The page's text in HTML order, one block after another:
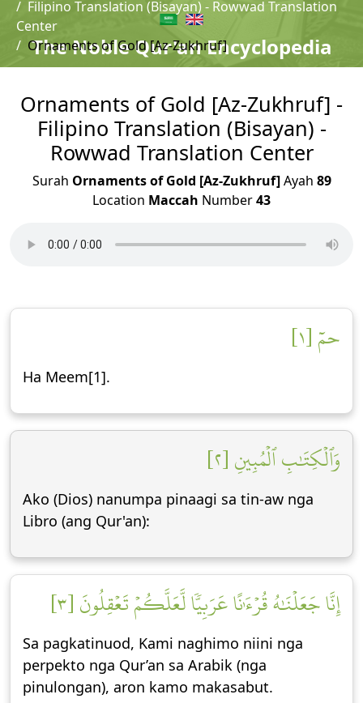
The Noble Qur'an Encyclopedia
Filipino Translation (Bisayan) - Rowwad Translation
Center
Ornaments of Gold [Az-Zukhruf]
Ornaments of Gold [Az-Zukhruf] -
Filipino Translation (Bisayan) -
Rowwad Translation Center
Surah Ornaments of Gold [Az-Zukhruf]Ayah 89
Location Maccah Number43
حمٓ [١]
Ha Meem[1].
وَٱلۡكِتَٰبِ ٱلۡمُبِينِ [٢]
Ako (Dios) nanumpa pinaagi sa tin-aw nga
Libro (ang Qur'an):
إِنَّا جَعَلۡنَٰهُ قُرۡءَٰنًا عَرَبِيّٗا لَّعَلَّكُمۡ تَعۡقِلُونَ [٣]
Sa pagkatinuod, Kami naghimo niini nga
perpekto nga Qur’an sa Arabik (nga
pinulongan), aron kamo makasabut.